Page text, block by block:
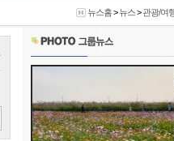
뉴스홈>뉴스>관광/여